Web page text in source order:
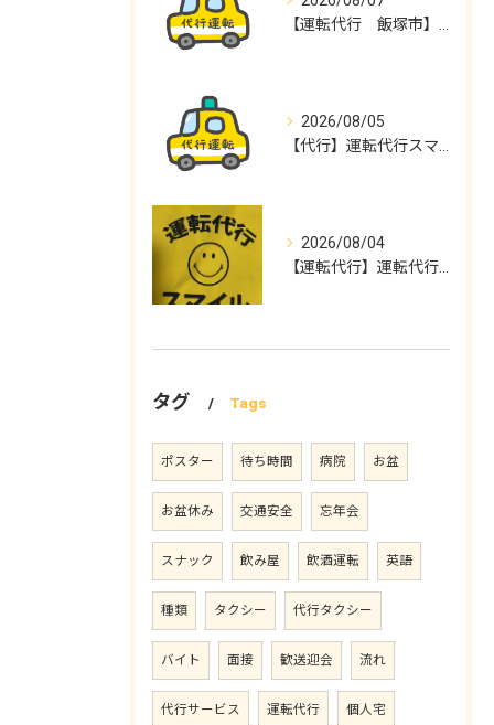
2026/08/05
2026/08/04
タグ Tags
ポスター 待ち時間 病院 お盆
お盆休み 交通安全 忘年会
スナック 飲み屋 飲酒運転 英語
種類 タクシー 代行タクシー
バイト 面接 歓送迎会 流れ
代行サービス 運転代行 個人宅